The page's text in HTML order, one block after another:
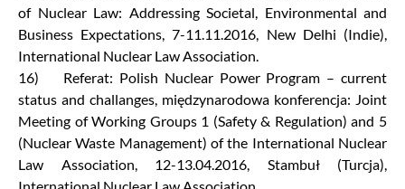
of Nuclear Law: Addressing Societal, Environmental and
Business Expectations, 7-11.11.2016, New Delhi (Indie),
International Nuclear Law Association.
16) Referat: Polish Nuclear Power Program – current
status and challanges, międzynarodowa konferencja: Joint
Meeting of Working Groups 1 (Safety & Regulation) and 5
(Nuclear Waste Management) of the International Nuclear
Law Association, 12-13.04.2016, Stambuł (Turcja),
International Nuclear Law Association.